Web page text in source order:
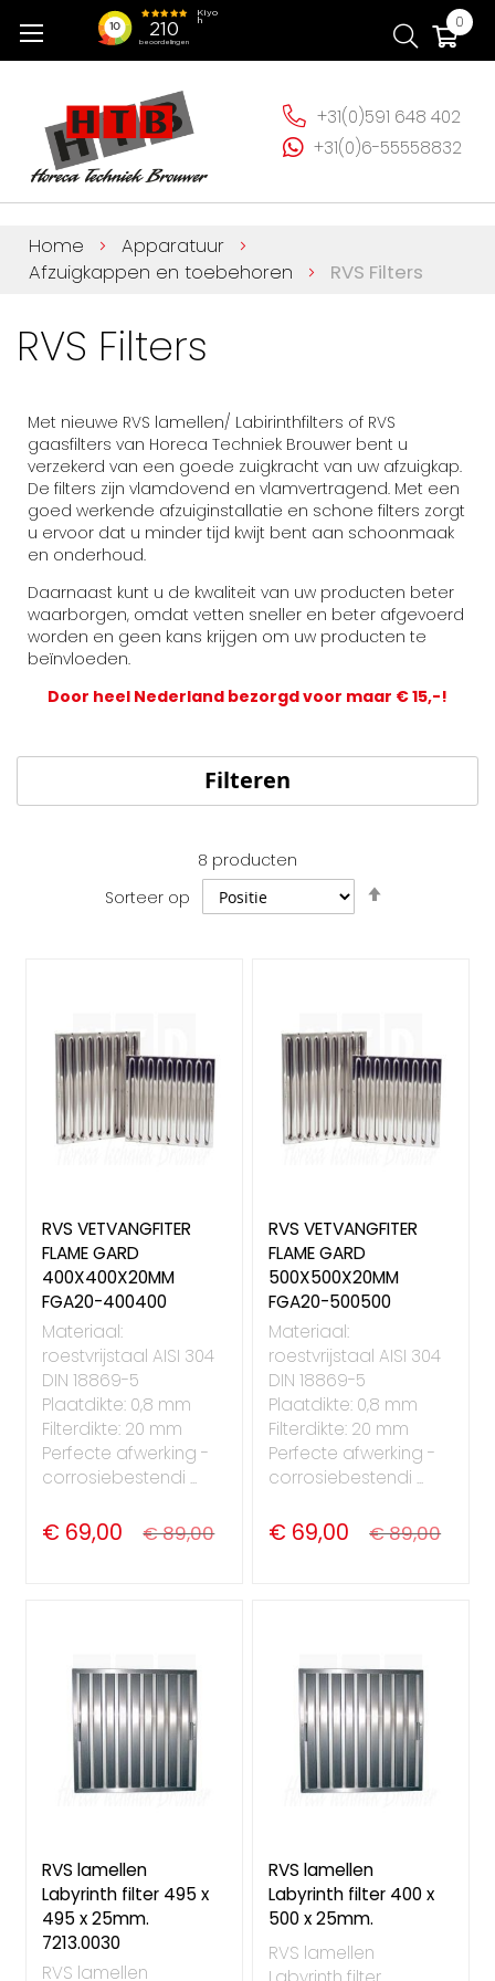
naar
0
+31(0)591 648 402
+31(0)6-55558832
Home
Apparatuur
Afzuigkappen en toebehoren
RVS Filters
RVS Filters
Met nieuwe RVS lamellen/ Labirinthfilters of RVS
gaasfilters van Horeca Techniek Brouwer bent u
verzekerd van een goede zuigkracht van uw afzuigkap.
De filters zijn vlamdovend en vlamvertragend. Met een
goed werkende afzuiginstallatie en schone filters zorgt
u ervoor dat u minder tijd kwijt bent aan schoonmaak
en onderhoud.
Daarnaast kunt u de kwaliteit van uw producten beter
waarborgen, omdat vetten sneller en beter afgevoerd
worden en geen kans krijgen om uw producten te
beïnvloeden.
Door heel Nederland bezorgd voor maar € 15,-!
Filteren
8 producten
Sorteer op
RVS VETVANGFITER
FLAME GARD
400X400X20MM
FGA20-400400
Materiaal:
roestvrijstaal AISI 304
DIN 18869-5
Plaatdikte: 0,8 mm
Filterdikte: 20 mm
Perfecte afwerking -
corrosiebestendi ...
€ 69,00 € 89,00
RVS VETVANGFITER
FLAME GARD
500X500X20MM
FGA20-500500
Materiaal:
roestvrijstaal AISI 304
DIN 18869-5
Plaatdikte: 0,8 mm
Filterdikte: 20 mm
Perfecte afwerking -
corrosiebestendi ...
€ 69,00 € 89,00
RVS lamellen
Labyrinth filter 495 x
495 x 25mm.
7213.0030
RVS lamellen
RVS lamellen
Labyrinth filter 400 x
500 x 25mm.
RVS lamellen